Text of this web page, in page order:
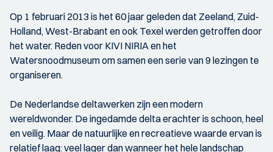
Op 1 februari 2013 is het 60 jaar geleden dat Zeeland, Zuid-
Holland, West-Brabant en ook Texel werden getroffen door
het water. Reden voor KIVI NIRIA en het
Watersnoodmuseum om samen een serie van 9 lezingen te
organiseren.
De Nederlandse deltawerken zijn een modern
wereldwonder. De ingedamde delta erachter is schoon, heel
en veilig. Maar de natuurlijke en recreatieve waarde ervan is
relatief laag: veel lager dan wanneer het hele landschap